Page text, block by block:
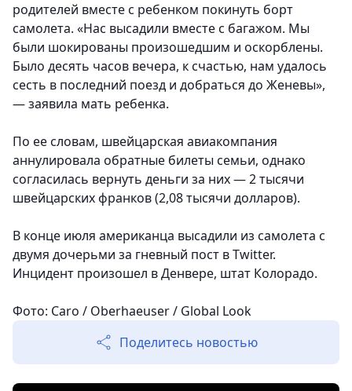
родителей вместе с ребенком покинуть борт
самолета. «Нас высадили вместе с багажом. Мы
были шокированы произошедшим и оскорблены.
Было десять часов вечера, к счастью, нам удалось
сесть в последний поезд и добраться до Женевы»,
— заявила мать ребенка.
По ее словам, швейцарская авиакомпания
аннулировала обратные билеты семьи, однако
согласилась вернуть деньги за них — 2 тысячи
швейцарских франков (2,08 тысячи долларов).
В конце июля американца высадили из самолета с
двумя дочерьми за гневный пост в Twitter.
Инцидент произошел в Денвере, штат Колорадо.
Фото: Caro / Oberhaeuser / Global Look
Поделитесь новостью